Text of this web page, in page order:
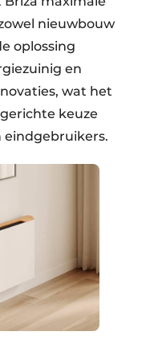
nieuwbouw
oplossing
en
wat het
keuze
eindgebruikers.